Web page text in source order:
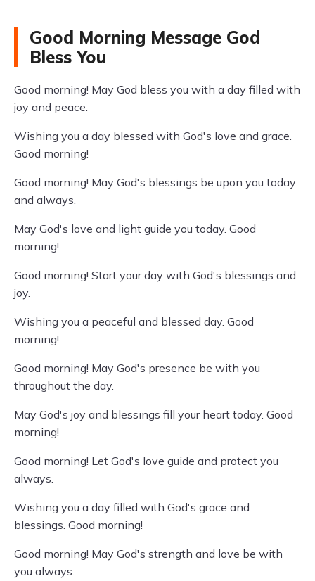
Good Morning Message God
Bless You
Good morning! May God bless you with a day filled with
joy and peace.
Wishing you a day blessed with God's love and grace.
Good morning!
Good morning! May God's blessings be upon you today
and always.
May God's love and light guide you today. Good
morning!
Good morning! Start your day with God's blessings and
joy.
Wishing you a peaceful and blessed day. Good
morning!
Good morning! May God's presence be with you
throughout the day.
May God's joy and blessings fill your heart today. Good
morning!
Good morning! Let God's love guide and protect you
always.
Wishing you a day filled with God's grace and
blessings. Good morning!
Good morning! May God's strength and love be with
you always.